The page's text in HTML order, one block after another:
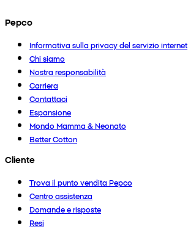
Pepco
Informativa sulla privacy del servizio internet
Chi siamo
Nostra responsabilità
Carriera
Contattaci
Espansione
Mondo Mamma & Neonato
Better Cotton
Cliente
Trova il punto vendita Pepco
Centro assistenza
Domande e risposte
Resi